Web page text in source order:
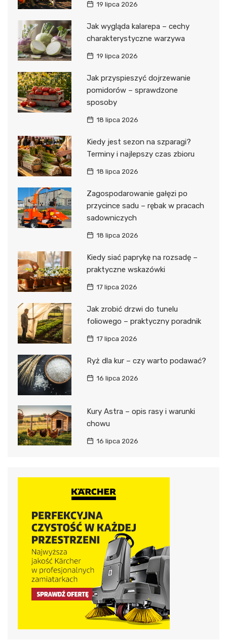
19 lipca 2026
Jak wygląda kalarepa – cechy
charakterystyczne warzywa
19 lipca 2026
Jak przyspieszyć dojrzewanie
pomidorów – sprawdzone
sposoby
18 lipca 2026
Kiedy jest sezon na szparagi?
Terminy i najlepszy czas zbioru
18 lipca 2026
Zagospodarowanie gałęzi po
przycince sadu – rębak w pracach
sadowniczych
18 lipca 2026
Kiedy siać paprykę na rozsadę –
praktyczne wskazówki
17 lipca 2026
Jak zrobić drzwi do tunelu
foliowego – praktyczny poradnik
17 lipca 2026
Ryż dla kur – czy warto podawać?
16 lipca 2026
Kury Astra – opis rasy i warunki
chowu
16 lipca 2026